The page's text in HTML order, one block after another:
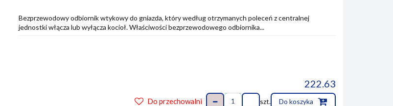
Bezprzewodowy odbiornik wtykowy do gniazda, który według otrzymanych poleceń z centralnej
jednostki włącza lub wyłącza kocioł. Właściwości bezprzewodowego odbiornika...
222.63
szt. Do koszyka
Do przechowalni